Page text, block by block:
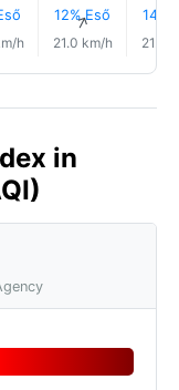
h
12% Eső
↑
21.0 km/h
14%
21.0
in